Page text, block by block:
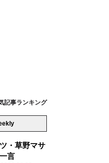
記事ランキング
・草野マサ
言